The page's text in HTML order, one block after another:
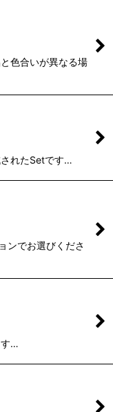
色合いが異なる場
れたSetです…
ンでお選びくださ
す…